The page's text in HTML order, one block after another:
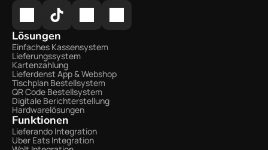
Lösungen
Einfaches Kassensystem
Lieferungssystem
Kartenzahlung
Lieferdenst App & Webshop
Tischplan Bestellsystem
QR Code Bestellsystem
Digitale Berichterstellung
Hardwarelösungen
Funktionen
Lieferando Integration
Uber Eats Integration